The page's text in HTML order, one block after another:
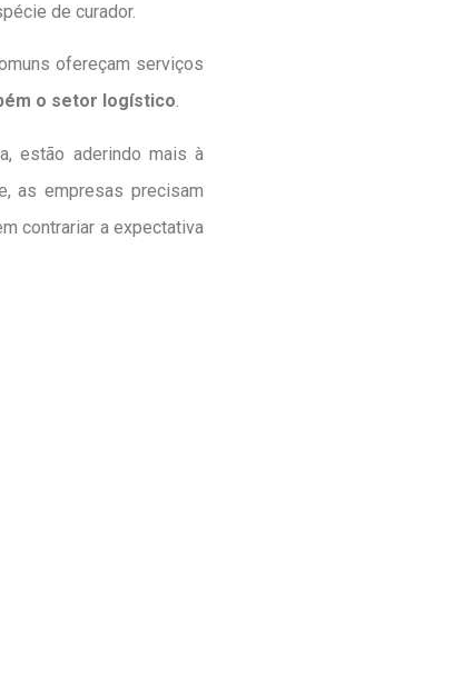
de curador.
ofereçam serviços
o setor logístico.
estão aderindo mais à
as empresas precisam
contrariar a expectativa